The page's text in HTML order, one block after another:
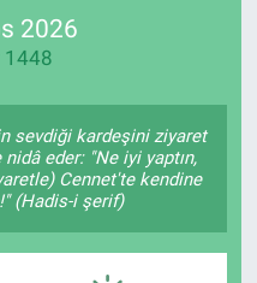
2026
1448
sevdiği kardeşini ziyaret
eder: "Ne iyi yaptın,
Cennet'te kendine
(Hadis-i şerif)